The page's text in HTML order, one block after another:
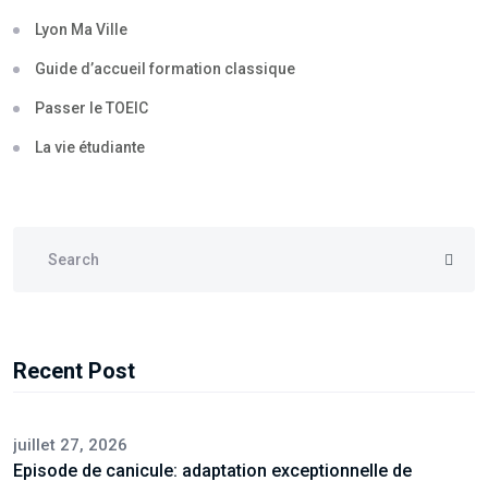
Lyon Ma Ville
Guide d’accueil formation classique
Passer le TOEIC
La vie étudiante
Recent Post
juillet 27, 2026
Episode de canicule: adaptation exceptionnelle de